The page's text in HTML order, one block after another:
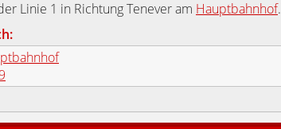
Linie 1 in Richtung Tenever am Hauptbahnhof.